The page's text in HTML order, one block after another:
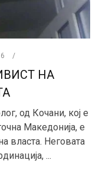
НА
од Кочани, кој е
Македонија, е
власта. Неговата
...